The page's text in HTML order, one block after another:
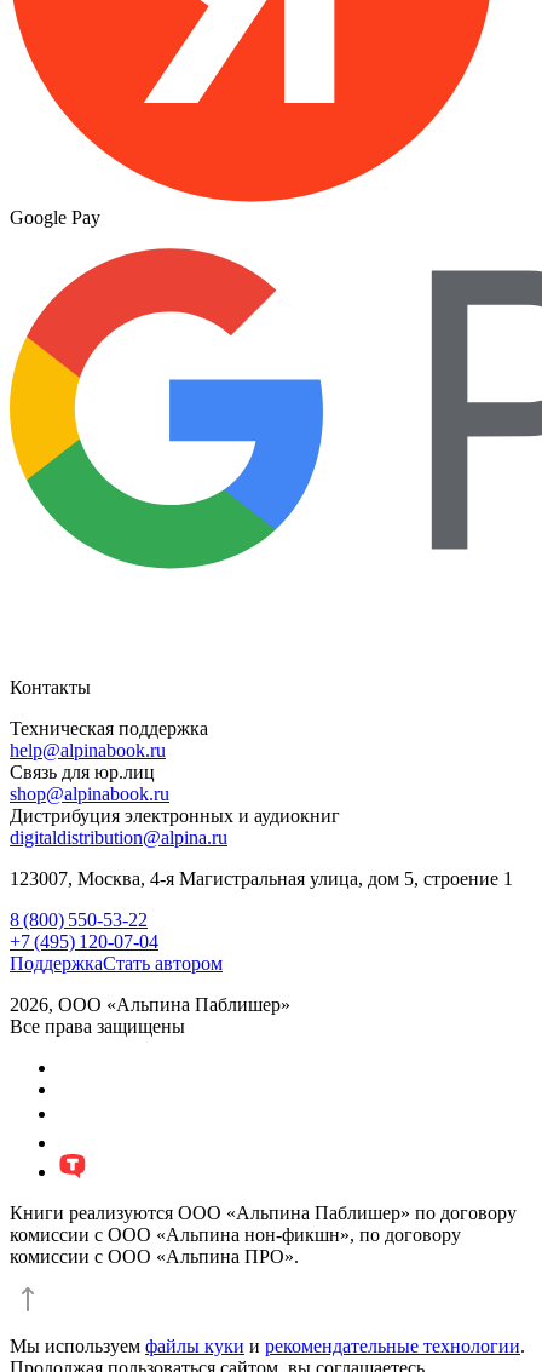
Google Pay
Контакты
Техническая поддержка
help@alpinabook.ru
Связь для юр.лиц
shop@alpinabook.ru
Дистрибуция электронных и аудиокниг
digitaldistribution@alpina.ru
123007, Москва, 4-я Магистральная улица, дом 5, строение 1
8 (800) 550-53-22
+7 (495) 120-07-04
ПоддержкаСтать автором
2026, ООО «Альпина Паблишер»
Все права защищены
Книги реализуются ООО «Альпина Паблишер» по договору
комиссии с ООО «Альпина нон-фикшн», по договору
комиссии с ООО «Альпина ПРО».
Мы используем файлы куки и рекомендательные технологии.
Продолжая пользоваться сайтом, вы соглашаетесь